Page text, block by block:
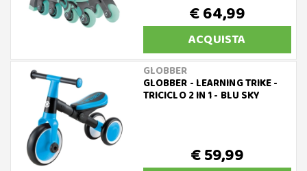
€ 64,99
ACQUISTA
GLOBBER
GLOBBER - LEARNING TRIKE -
TRICICLO 2 IN 1 - BLU SKY
€ 59,99